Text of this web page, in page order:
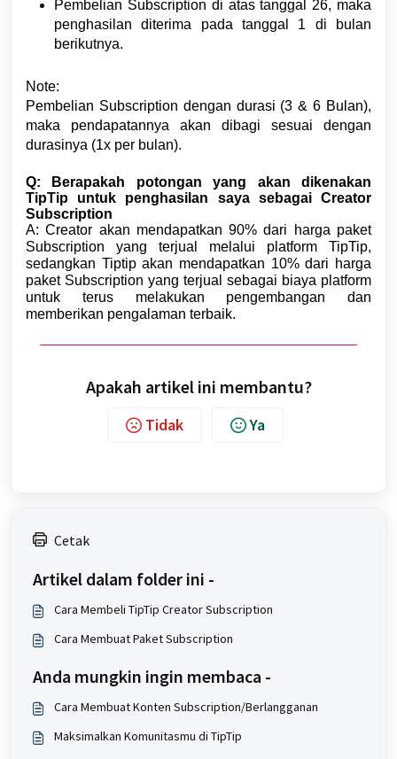
Pembelian Subscription di atas tanggal 26, maka
penghasilan diterima pada tanggal 1 di bulan
berikutnya.
Note:
Pembelian Subscription dengan durasi (3 & 6 Bulan),
maka pendapatannya akan dibagi sesuai dengan
durasinya (1x per bulan).
Q: Berapakah potongan yang akan dikenakan
TipTip untuk penghasilan saya sebagai Creator
Subscription
A:Creator akan mendapatkan 90% dari harga paket
Subscription yang terjual melalui platform TipTip,
sedangkan Tiptip akan mendapatkan 10% dari harga
paket Subscription yang terjual sebagai biaya platform
untuk terus melakukan pengembangan dan
memberikan pengalaman terbaik.
Apakah artikel ini membantu?
Tidak Ya
Cetak
Artikel dalam folder ini -
Cara Membeli TipTip Creator Subscription
Cara Membuat Paket Subscription
Anda mungkin ingin membaca -
Cara Membuat Konten Subscription/Berlangganan
Maksimalkan Komunitasmu di TipTip